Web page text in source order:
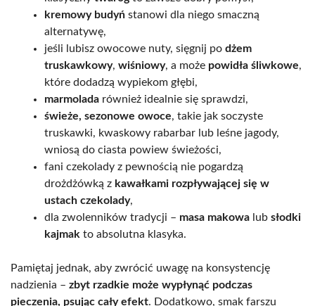
kremowy budyń stanowi dla niego smaczną
alternatywę,
jeśli lubisz owocowe nuty, sięgnij po dżem
truskawkowy, wiśniowy, a może powidła śliwkowe,
które dodadzą wypiekom głębi,
marmolada również idealnie się sprawdzi,
świeże, sezonowe owoce, takie jak soczyste
truskawki, kwaskowy rabarbar lub leśne jagody,
wniosą do ciasta powiew świeżości,
fani czekolady z pewnością nie pogardzą
drożdżówką z kawałkami rozpływającej się w
ustach czekolady,
dla zwolenników tradycji – masa makowa lub słodki
kajmak to absolutna klasyka.
Pamiętaj jednak, aby zwrócić uwagę na konsystencję
nadzienia – zbyt rzadkie może wypłynąć podczas
pieczenia, psując cały efekt. Dodatkowo, smak farszu